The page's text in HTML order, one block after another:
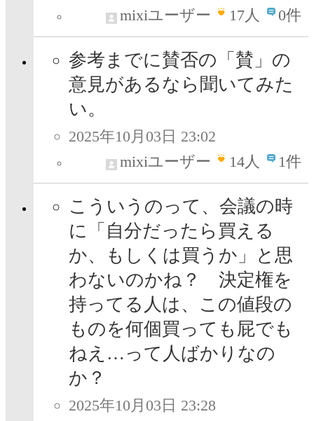
mixiユーザー
17人 0件
参考までに賛否の「賛」の
意見があるなら聞いてみた
い。
2025年10月03日 23:02
mixiユーザー
14人 1件
こういうのって、会議の時
に「自分だったら買える
か、もしくは買うか」と思
わないのかね？ 決定権を
持ってる人は、この値段の
ものを何個買っても屁でも
ねえ…って人ばかりなの
か？
2025年10月03日 23:28